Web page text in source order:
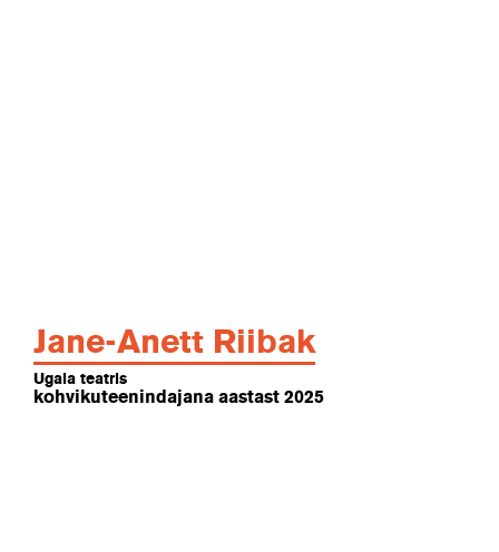
Jane-Anett Riibak
Ugala teatris
kohvikuteenindajana aastast 2025